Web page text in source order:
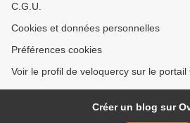
C.G.U.
Cookies et données personnelles
Préférences cookies
Voir le profil de veloquercy sur le portail
Créer un blog sur